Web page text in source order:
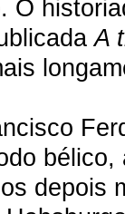
O
A
bélico,
depois